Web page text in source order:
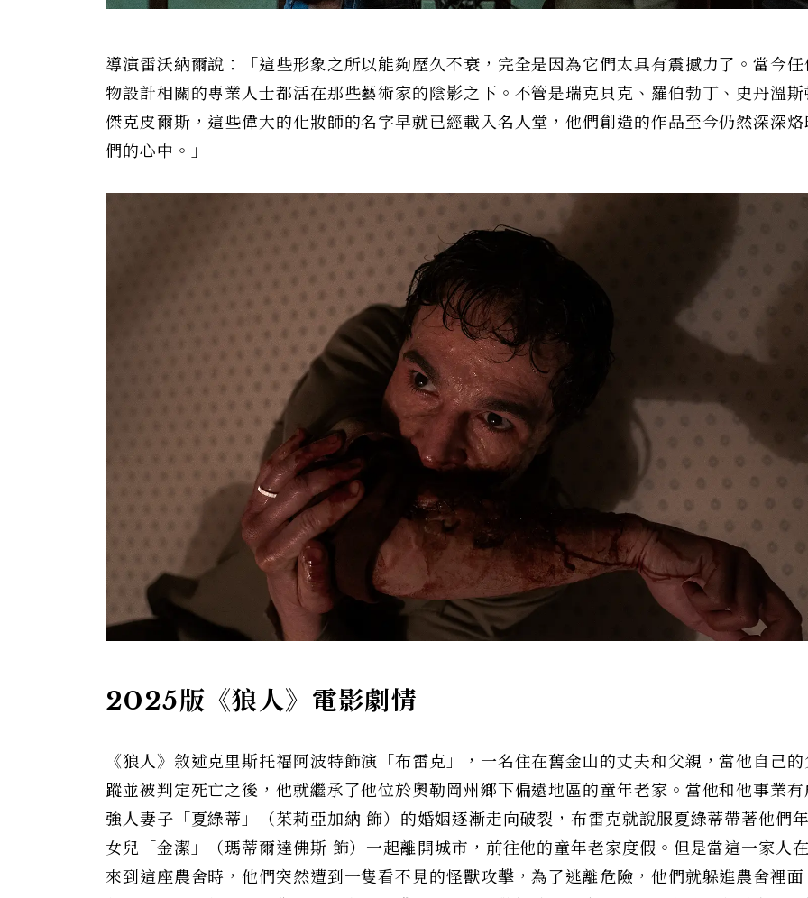
導演雷沃納爾說：「這些形象之所以能夠歷久不衰，完全是因為它們太具有震撼力了。當今
物設計相關的專業人士都活在那些藝術家的陰影之下。不管是瑞克貝克、羅伯勃丁、史丹溫
傑克皮爾斯，這些偉大的化妝師的名字早就已經載入名人堂，他們創造的作品至今仍然深深
們的心中。」
2025版《狼人》電影劇情
《狼人》敘述克里斯托福阿波特飾演「布雷克」，一名住在舊金山的丈夫和父親，當他自己
蹤並被判定死亡之後，他就繼承了他位於奧勒岡州鄉下偏遠地區的童年老家。當他和他事業
強人妻子「夏綠蒂」（茱莉亞加納 飾）的婚姻逐漸走向破裂，布雷克就說服夏綠蒂帶著他們
女兒「金潔」（瑪蒂爾達佛斯 飾）一起離開城市，前往他的童年老家度假。但是當這一家人
來到這座農舍時，他們突然遭到一隻看不見的怪獸攻擊，為了逃離危險，他們就躲進農舍裡